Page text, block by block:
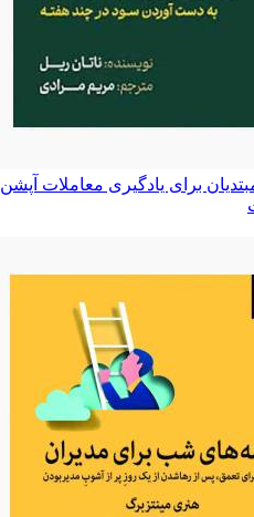
برای یادگیری معاملات آپشن